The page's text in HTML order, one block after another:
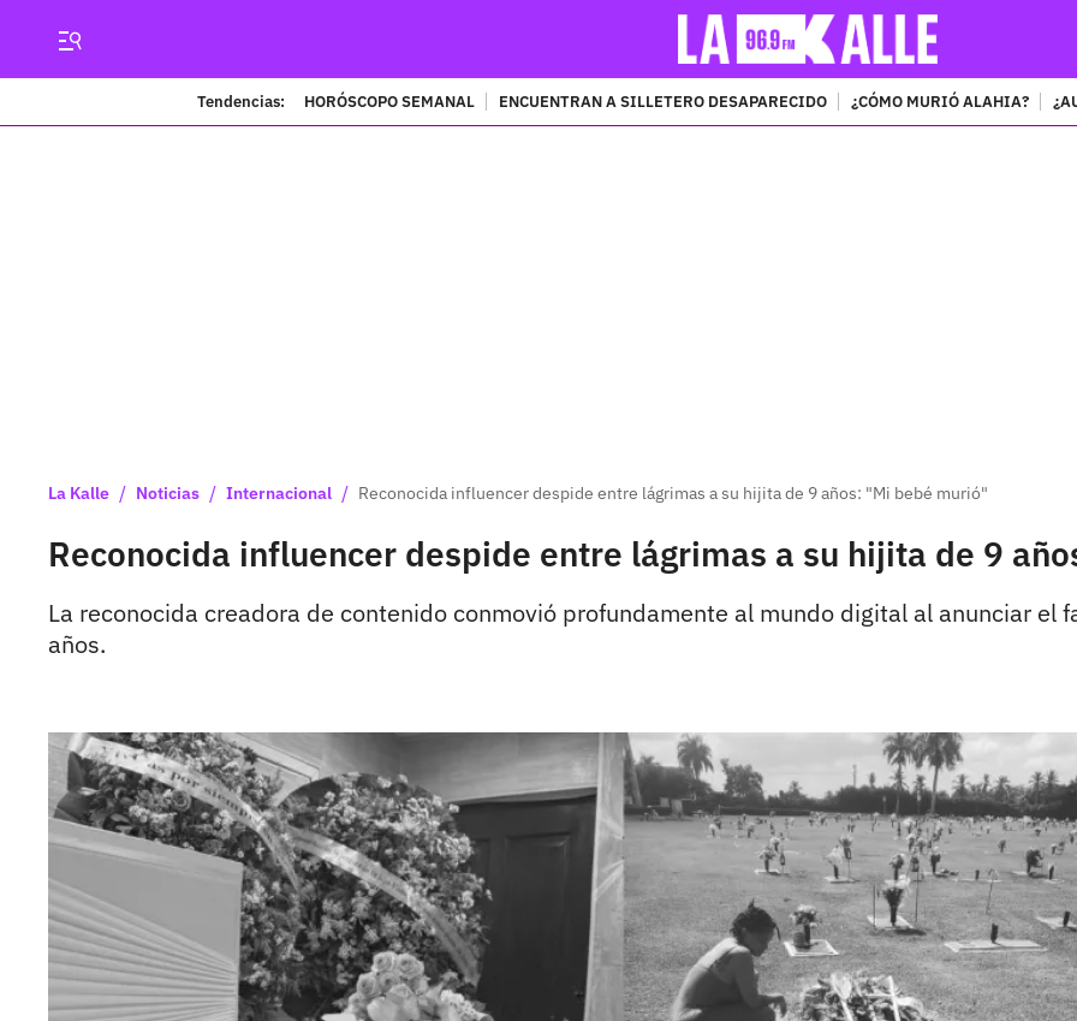
Tendencias: HORÓSCOPO SEMANAL ENCUENTRAN A SILLETERO DESAPARECIDO ¿CÓMO MURIÓ ALAHIA?
La Kalle / Noticias / Internacional / Reconocida influencer despide entre lágrimas a su hijita de 9 años: "Mi bebé murió"
Reconocida influencer despide entre lágrimas a su hijita de 9
La reconocida creadora de contenido conmovió profundamente al mundo digital al anunciar el
años.